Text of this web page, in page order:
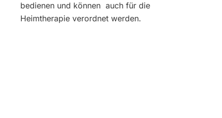
bedienen und können auch für die
Heimtherapie verordnet werden.